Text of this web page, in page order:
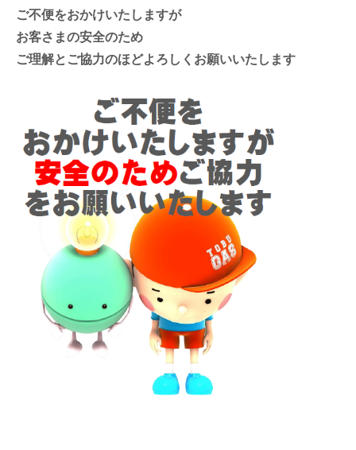
ご不便をおかけいたしますが
お客さまの安全のため
ご理解とご協力のほどよろしくお願いいたします